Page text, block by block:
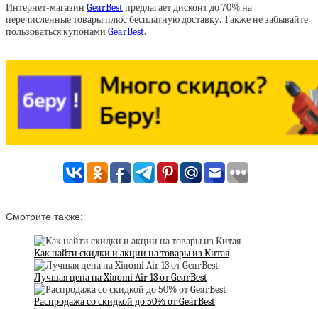
Интернет-магазин GearBestпредлагает дисконт до 70% на
перечисленные товары плюс бесплатную доставку. Также не забывайте
пользоваться купонами GearBest.
Смотрите также:
Как найти скидки и акции на товары из Китая
Лучшая цена на Xiaomi Air 13 от GearBest
Распродажа со скидкой до 50% от GearBest